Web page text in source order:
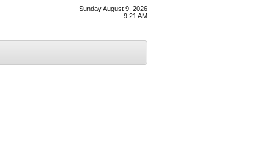
Sunday August 9, 2026
9:21 AM